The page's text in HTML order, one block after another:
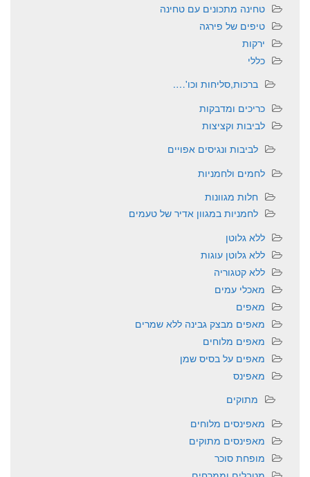
טחינה מתכונים עם טחינה
טיפים של פירגה
ירקות
כללי
ברכות,סליחות וכו'….
כריכים ומדבקות
לביבות וקציצות
לביבות ונגיסים אפויים
לחמים ולחמניות
חלות מגוונות
לחמניות במגוון אדיר של טעמים
ללא גלוטן
ללא גלוטן עוגות
ללא קטגוריה
מאכלי עמים
מאפים
מאפים מבצק גבינה ללא שמרים
מאפים מלוחים
מאפים על בסיס שמן
מאפינס
מתוקים
מאפינסים מלוחים
מאפינסים מתוקים
מופחת סוכר